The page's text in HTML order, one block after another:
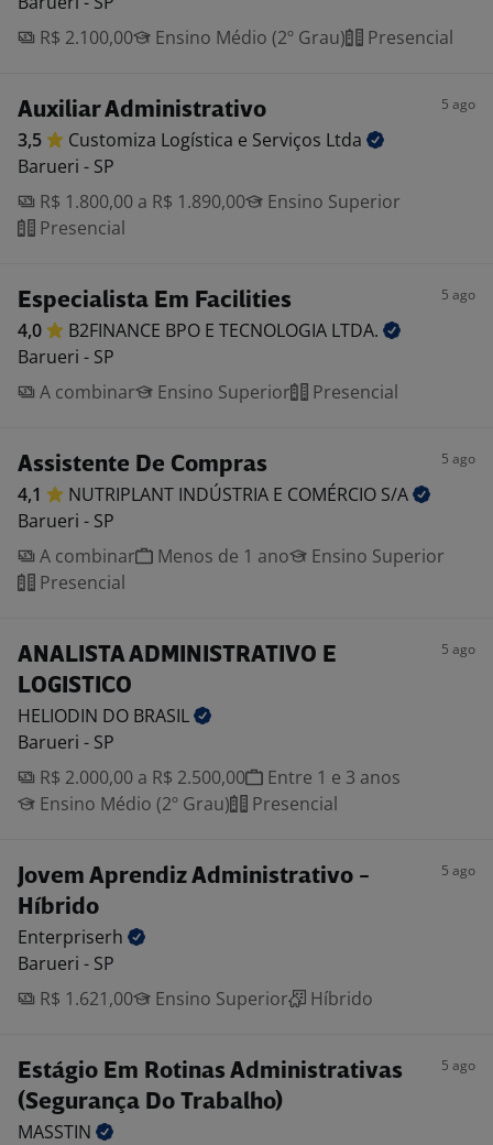
R$ 2.100,00
Ensino Médio (2º Grau) Presencial
Auxiliar Administrativo 5 ago
3,5 Customiza Logística e Serviços Ltda
Barueri - SP
R$ 1.800,00 a R$ 1.890,00
Ensino Superior
Presencial
Especialista Em Facilities 5 ago
4,0 B2FINANCE BPO E TECNOLOGIA LTDA.
Barueri - SP
A combinar
Ensino Superior Presencial
Assistente De Compras 5 ago
4,1 NUTRIPLANT INDÚSTRIA E COMÉRCIO S/A
Barueri - SP
A combinar
Menos de 1 ano
Ensino Superior
Presencial
ANALISTA ADMINISTRATIVO E
LOGISTICO
5 ago
HELIODIN DO BRASIL
Barueri - SP
R$ 2.000,00 a R$ 2.500,00
Entre 1 e 3 anos
Ensino Médio (2º Grau)
Presencial
Jovem Aprendiz Administrativo -
Híbrido
5 ago
Enterpriserh
Barueri - SP
R$ 1.621,00
Ensino Superior Híbrido
Estágio Em Rotinas Administrativas
(Segurança Do Trabalho)
5 ago
MASSTIN